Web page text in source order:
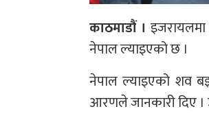
काठमाडौं ।
नेपाल ल्याइएको छ ।
नेपाल ल्याइएको शव
आरणले जानकारी दिए